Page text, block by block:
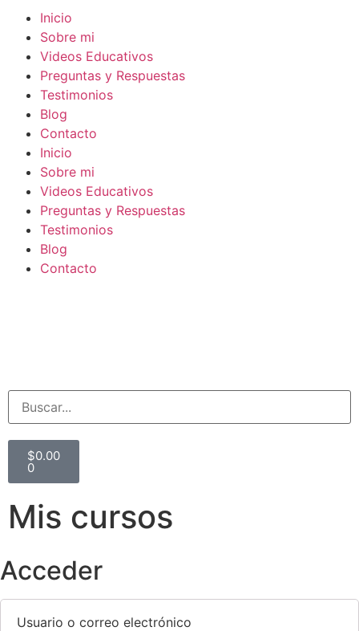
Inicio
Sobre mi
Videos Educativos
Preguntas y Respuestas
Testimonios
Blog
Contacto
Inicio
Sobre mi
Videos Educativos
Preguntas y Respuestas
Testimonios
Blog
Contacto
$0.00
0
Mis cursos
Acceder
Usuario o correo electrónico